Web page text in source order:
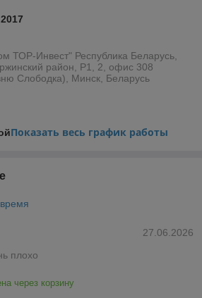
ТОР-Инвест" Республика Беларусь,
район, Р1, 2, офис 308
Слободка), Минск, Беларусь
Показать весь график работы
27.06.2026
плохо
через корзину